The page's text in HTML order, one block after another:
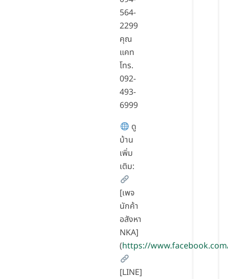
564-
2299
คุณ
แคท
โทร.
092-
493-
6999
ดู
บ้าน
เพิ่ม
เติม:
[เพจ
นักค้า
อสังหา
NKA]
(https://
[LINE]